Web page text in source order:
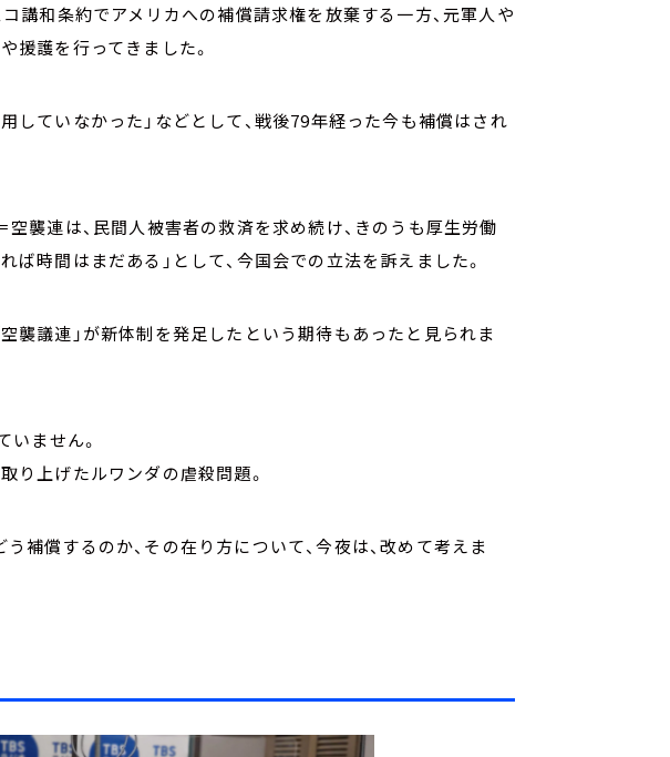
講和条約でアメリカへの補償請求権を放棄する一方、元軍人や
援護を行ってきました。
していなかった」などとして、戦後79年経った今も補償はされ
空襲連は、民間人被害者の救済を求め続け、きのうも厚生労働
ば時間はまだある」として、今国会での立法を訴えました。
襲議連」が新体制を発足したという期待もあったと見られま
いません。
り上げたルワンダの虐殺問題。
補償するのか、その在り方について、今夜は、改めて考えま